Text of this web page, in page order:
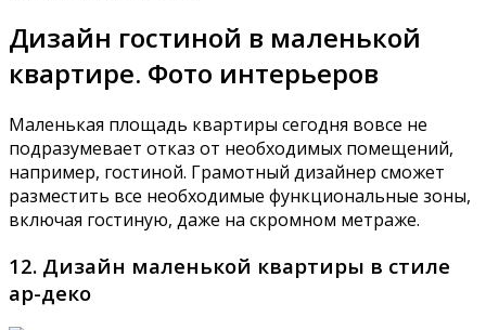
Дизайн гостиной в маленькой
квартире. Фото интерьеров
Маленькая площадь квартиры сегодня вовсе не
подразумевает отказ от необходимых помещений,
например, гостиной. Грамотный дизайнер сможет
разместить все необходимые функциональные зоны,
включая гостиную, даже на скромном метраже.
12. Дизайн маленькой квартиры в стиле
ар-деко